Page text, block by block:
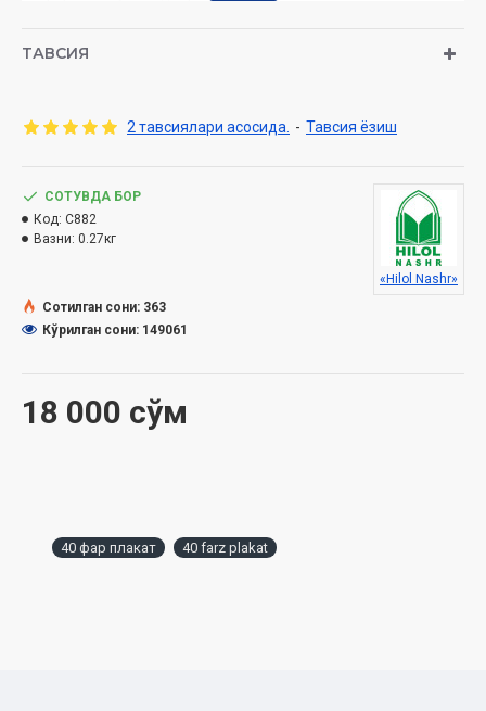
ТАВСИЯ
2 тавсиялари асосида. - Тавсия ёзиш
18 000 сўм
СОТУВДА БОР
Код: C882
Вазни: 0.27кг
«Hilol Nashr»
Сотилган сони: 363
Кўрилган сони: 149061
40 фар плакат 40 farz plakat